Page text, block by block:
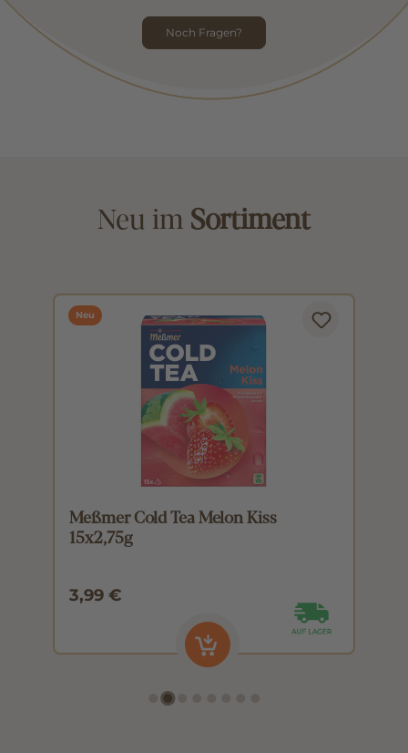
Noch Fragen?
Neu im Sortiment
Neu
Meßmer Cold Tea Melon Kiss
15x2,75g
3,99 €